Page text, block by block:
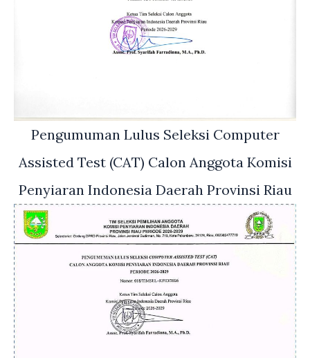
Pengumuman Lulus Seleksi Computer
Assisted Test (CAT) Calon Anggota Komisi
Penyiaran Indonesia Daerah Provinsi Riau